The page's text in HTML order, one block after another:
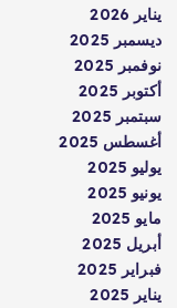
يناير 2026
ديسمبر 2025
نوفمبر 2025
أكتوبر 2025
سبتمبر 2025
أغسطس 2025
يوليو 2025
يونيو 2025
مايو 2025
أبريل 2025
فبراير 2025
يناير 2025